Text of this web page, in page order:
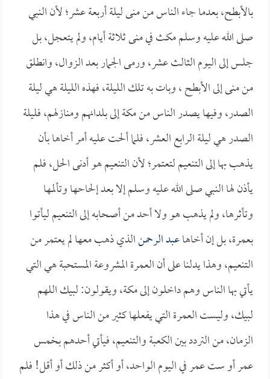
بالأبطح، بعدما جاء الناس من منى ليلة أربعة عشر؛ لأن النبي
صلى الله عليه وسلم مكث في منى ثلاثة أيام، ولم يتعجل، بل
جلس إلى اليوم الثالث عشر، ورمى الجمار بعد الزوال، وانطلق
من منى إلى الأبطح ، وبات به تلك الليلة، فهذه الليلة هي ليلة
الصدر، وفيها يصدر الناس من مكة إلى بلدانهم ومنازلهم، فليلة
الصدر هي ليلة الرابع العشر، فلما ألحت عليه أمر أخاها بأن
يذهب بها إلى التنعيم لتعتمر؛ لأن التنعيم هو أدنى الحل، فلم
يأذن لها النبي صلى الله عليه وسلم إلا بعد إلحاحها وتألمها
وتأثرها، ولم يذهب هو ولا أحد من أصحابه إلى التنعيم ليأتوا
بعمرة، بل إن أخاهاعبد الرحمنالذي ذهب معها لم يعتمر من
التنعيم، وهذا يدلنا على أن العمرة المشروعة المستحبة هي التي
يأتي بها الناس وهم داخلون إلى مكة، ويقولون: لبيك اللهم
لبيك، وليست العمرة التي يفعلها كثير من الناس في هذا
الزمان، من التردد بين الكعبة والتنعيم، فيأتي أحدهم بخمس
عمر أو ست عمر في اليوم الواحد، أو أكثر من ذلك أو أقل! فلم